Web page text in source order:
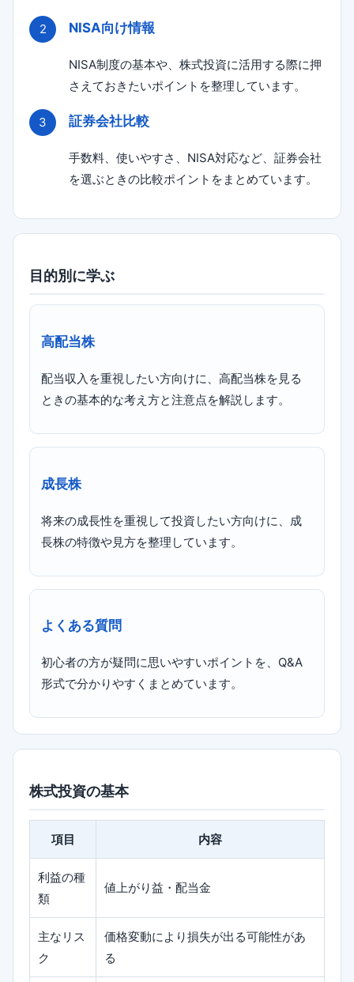
NISA向け情報
NISA制度の基本や、株式投資に活用する際に押
さえておきたいポイントを整理しています。
証券会社比較
手数料、使いやすさ、NISA対応など、証券会社
を選ぶときの比較ポイントをまとめています。
目的別に学ぶ
高配当株
配当収入を重視したい方向けに、高配当株を見る
ときの基本的な考え方と注意点を解説します。
成長株
将来の成長性を重視して投資したい方向けに、成
長株の特徴や見方を整理しています。
よくある質問
初心者の方が疑問に思いやすいポイントを、Q&A
形式で分かりやすくまとめています。
株式投資の基本
項目 内容
利益の種
類
値上がり益・配当金
主なリス
ク
価格変動により損失が出る可能性があ
る